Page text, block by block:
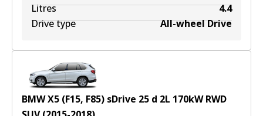
Litres
4.4
Drive type
All-wheel Drive
BMW X5 (F15, F85) sDrive 25 d 2L 170kWRWD